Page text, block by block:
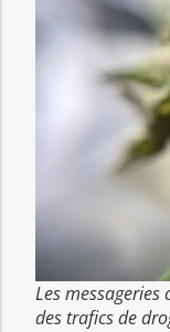
Les messageries
des trafics de